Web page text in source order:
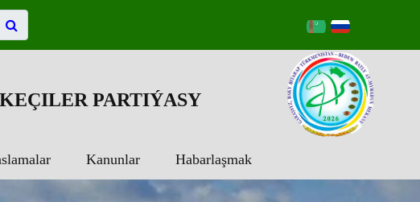
PARTIÝASY
Kanunlar Habarlaşmak